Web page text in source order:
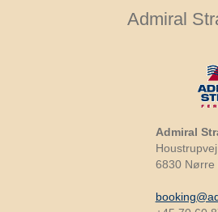
Admiral
Admiral
6830 Nørre